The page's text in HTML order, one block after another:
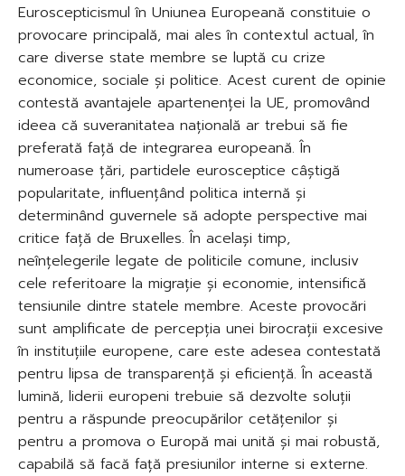
Euroscepticismul în Uniunea Europeană constituie o
provocare principală, mai ales în contextul actual, în
care diverse state membre se luptă cu crize
economice, sociale și politice. Acest curent de opinie
contestă avantajele apartenenței la UE, promovând
ideea că suveranitatea națională ar trebui să fie
preferată față de integrarea europeană. În
numeroase țări, partidele eurosceptice câștigă
popularitate, influențând politica internă și
determinând guvernele să adopte perspective mai
critice față de Bruxelles. În același timp,
neînțelegerile legate de politicile comune, inclusiv
cele referitoare la migrație și economie, intensifică
tensiunile dintre statele membre. Aceste provocări
sunt amplificate de percepția unei birocrații excesive
în instituțiile europene, care este adesea contestată
pentru lipsa de transparență și eficiență. În această
lumină, liderii europeni trebuie să dezvolte soluții
pentru a răspunde preocupărilor cetățenilor și
pentru a promova o Europă mai unită și mai robustă,
capabilă să facă față presiunilor interne si externe.